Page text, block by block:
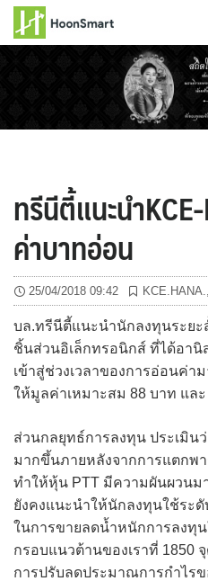
ทรีนีตี้แนะนำ
ค่าบาทอ่อน
25/04/2018 09:42 KCE.HANA.
บล.ทรีนีตี้แนะนำนักลงทุนระยะ
ชิ้นส่วนอิเล็กทรอนิกส์ ที่ได้อานิ
เข้าสู่ช่วงเวลาของการอ่อนค่า
ให้มูลค่าเหมาะสม 88 บาท แล
ส่วนกลยุทธ์การลงทุน ประเมิ
มากขึ้นภายหลังจากการแตกพ
ทำให้หุ้น PTT มีความผันผวนม
ยังคงแนะนำให้นักลงทุนใช้ระ
ในการขายลดน้ำหนักการลงทุน
กรอบแนวต้านของเราที่ 1850
การปรับลดประมาณการกำไร